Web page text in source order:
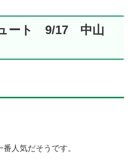
ート 9/17 中山
人気だそうです。